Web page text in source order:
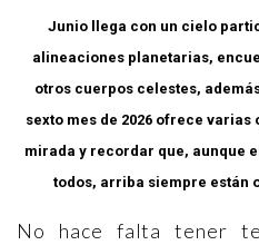
Junio llega con un cielo
alineaciones planetarias,
otros cuerpos celestes,
sexto mes de 2026 ofrece
mirada y recordar que, aunque
todos, arriba siempre están
No hace falta tener